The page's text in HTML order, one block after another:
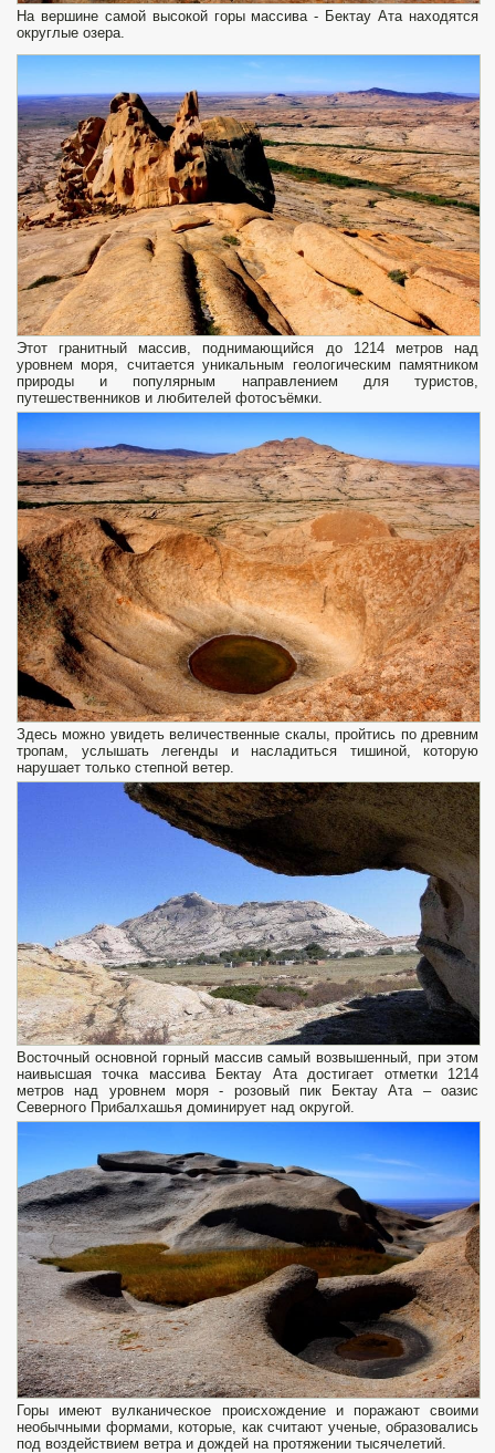
На вершине самой высокой горы массива - Бектау Ата находятся
округлые озера.
Этот гранитный массив, поднимающийся до 1214 метров над
уровнем моря, считается уникальным геологическим памятником
природы и популярным направлением для туристов,
путешественников и любителей фотосъёмки.
Здесь можно увидеть величественные скалы, пройтись по древним
тропам, услышать легенды и насладиться тишиной, которую
нарушает только степной ветер.
Восточный основной горный массив самый возвышенный, при этом
наивысшая точка массива Бектау Ата достигает отметки 1214
метров над уровнем моря - розовый пик Бектау Ата – оазис
Северного Прибалхашья доминирует над округой.
Горы имеют вулканическое происхождение и поражают своими
необычными формами, которые, как считают ученые, образовались
под воздействием ветра и дождей на протяжении тысячелетий.